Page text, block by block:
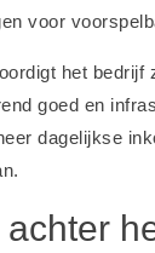
voor
het
goed en
dagelijkse